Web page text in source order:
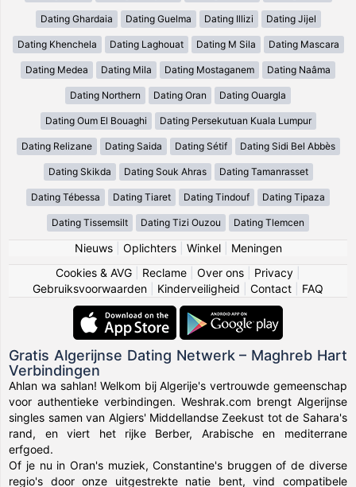
Dating Ghardaia Dating Guelma Dating Illizi Dating Jijel
Dating Khenchela Dating Laghouat Dating M Sila Dating Mascara
Dating Medea Dating Mila Dating Mostaganem Dating Naâma
Dating Northern Dating Oran Dating Ouargla
Dating Oum El Bouaghi Dating Persekutuan Kuala Lumpur
Dating Relizane Dating Saida Dating Sétif Dating Sidi Bel Abbès
Dating Skikda Dating Souk Ahras Dating Tamanrasset
Dating Tébessa Dating Tiaret Dating Tindouf Dating Tipaza
Dating Tissemsilt Dating Tizi Ouzou Dating Tlemcen
Nieuws| Oplichters| Winkel| Meningen
Cookies & AVG
Reclame Over ons Privacy
Gebruiksvoorwaarden
Kinderveiligheid Contact FAQ
Gratis Algerijnse Dating Netwerk – Maghreb Hart
Verbindingen
Ahlan wa sahlan! Welkom bij Algerije's vertrouwde gemeenschap
voor authentieke verbindingen. Weshrak.com brengt Algerijnse
singles samen van Algiers' Middellandse Zeekust tot de Sahara's
rand, en viert het rijke Berber, Arabische en mediterrane
erfgoed.
Of je nu in Oran's muziek, Constantine's bruggen of de diverse
regio's door onze uitgestrekte natie bent, vind compatibele